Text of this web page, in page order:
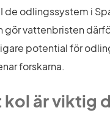
de odlingssystem i
gör vattenbristen
potential för
forskarna.
kol är viktig